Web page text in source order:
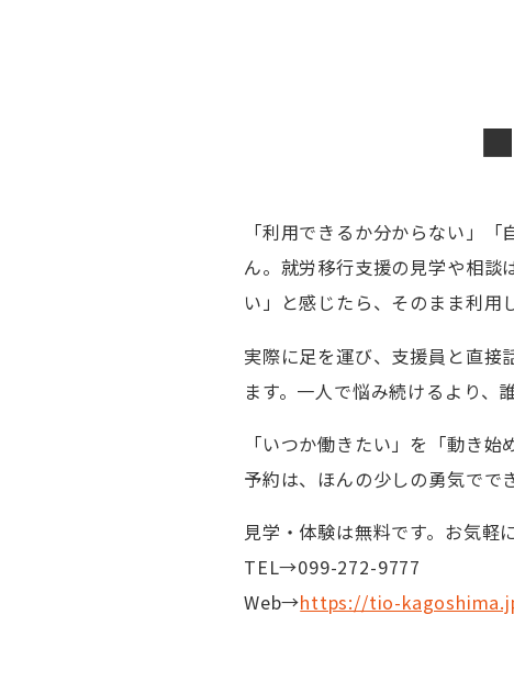
■
「利用できるか分からない」
ん。就労移行支援の見学や相談
い」と感じたら、そのまま利用
実際に足を運び、支援員と直接
ます。一人で悩み続けるより、
「いつか働きたい」を「動き
予約は、ほんの少しの勇気でで
見学・体験は無料です。お気軽
TEL→099-272-9777
Web→https://tio-